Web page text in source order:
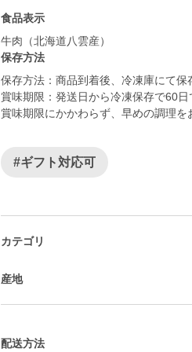
食品表示
牛肉（北海道八雲産）
保存方法
保存方法：商品到着後、冷凍庫にて保
賞味期限：発送日から冷凍保存で60
賞味期限にかかわらず、早めの調理を
#ギフト対応可
カテゴリ
産地
配送方法